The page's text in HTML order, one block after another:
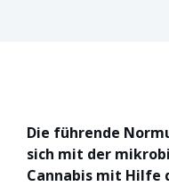
Die führende
sich mit der
Cannabis mit Hilfe